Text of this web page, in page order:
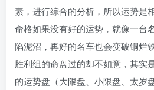
素，进行综合的分析，所以运势是
命格如果没有好的运势，就像一台
陷泥沼，再好的名车也会变破铜烂
胜利组的命盘过的却不如意，其实
的运势盘（大限盘、小限盘、太岁